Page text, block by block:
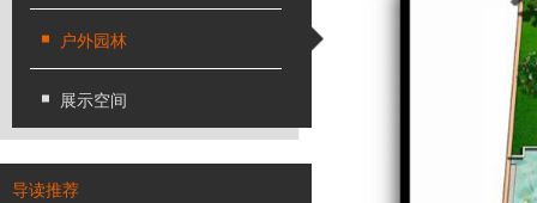
户外园林
展示空间
导读推荐